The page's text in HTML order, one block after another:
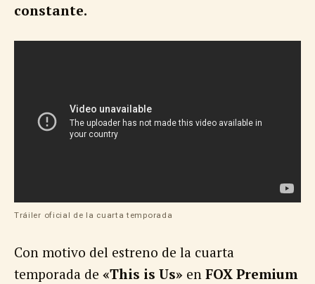
constante.
Tráiler oficial de la cuarta temporada
Con motivo del estreno de la cuarta
temporada de «This is Us» en FOX Premium